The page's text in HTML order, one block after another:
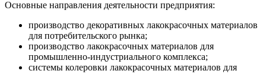
Основные направления деятельности предприятия:
производство декоративных лакокрасочных материалов
для потребительского рынка;
производство лакокрасочных материалов для
промышленно-индустриального комплекса;
системы колеровки лакокрасочных материалов для